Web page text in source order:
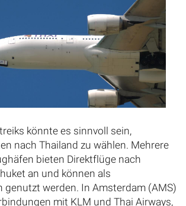
könnte es sinnvoll sein,
nach Thailand zu wählen. Mehrere
bieten Direktflüge nach
an und können als
genutzt werden. In Amsterdam (AMS)
mit KLM und Thai Airways,